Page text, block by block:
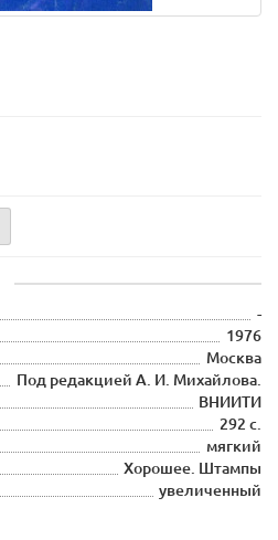
-
1976
Москва
Под редакцией А. И. Михайлова.
ВНИИТИ
292 с.
мягкий
Хорошее. Штампы
увеличенный